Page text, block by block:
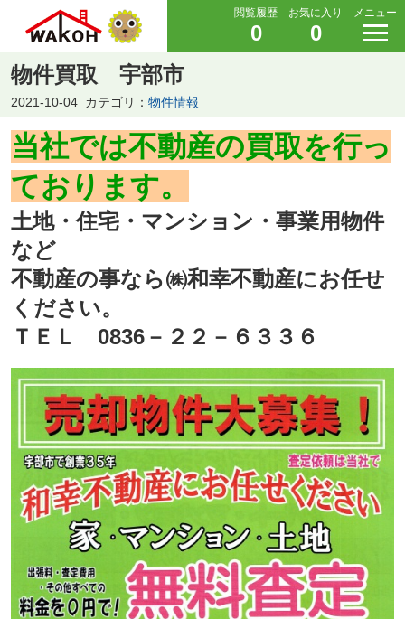
閲覧履歴
0
お気に入り
0
メニュー
物件買取 宇部市
2021-10-04 カテゴリ： 物件情報
当社では不動産の買取を行っ
ております。
土地・住宅・マンション・事業用物件
など
不動産の事なら㈱和幸不動産にお任せ
ください。
ＴＥＬ 0836－２２－６３３６